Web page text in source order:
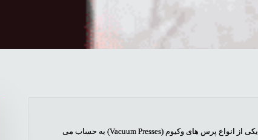
یکی از انواع پرس های وکیوم (Vacuum Presses) به حساب می